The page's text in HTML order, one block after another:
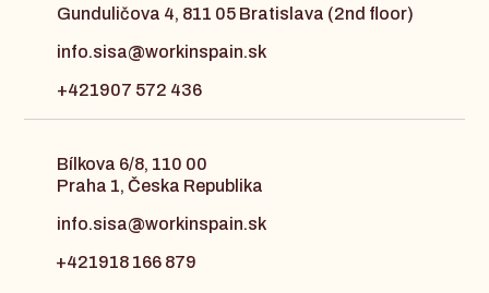
Gunduličova 4, 811 05 Bratislava (2nd floor)
info.sisa@workinspain.sk
+421907 572 436
Bílkova 6/8, 110 00
Praha 1, Česka Republika
info.sisa@workinspain.sk
+421918 166 879